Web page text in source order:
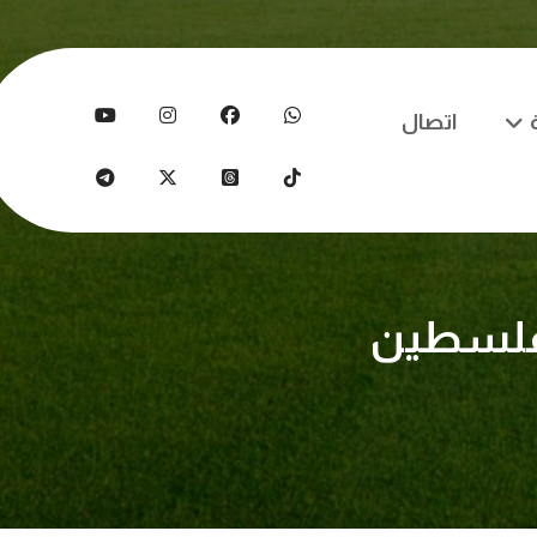
اتصال
فلسطين